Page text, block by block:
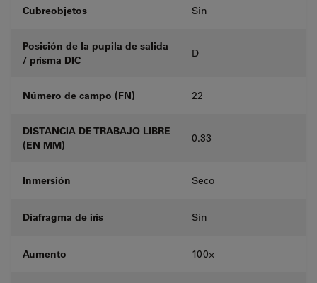
Cubreobjetos Sin
Posición de la pupila de salida
/ prisma DIC
D
Número de campo (FN) 22
DISTANCIA DE TRABAJO LIBRE
(EN MM)
0.33
Inmersión Seco
Diafragma de iris Sin
Aumento 100⨉